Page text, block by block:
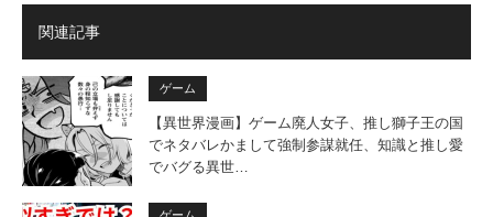
関連記事
ゲーム
【異世界漫画】ゲーム廃人女子、推し獅子王の国
でネタバレかまして強制参謀就任、知識と推し愛
でバグる異世…